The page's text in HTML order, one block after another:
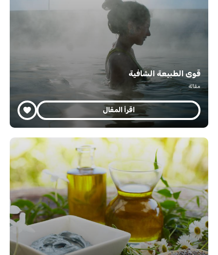
قوى الطبيعة الشافية
مقالة
اقرأ المقال